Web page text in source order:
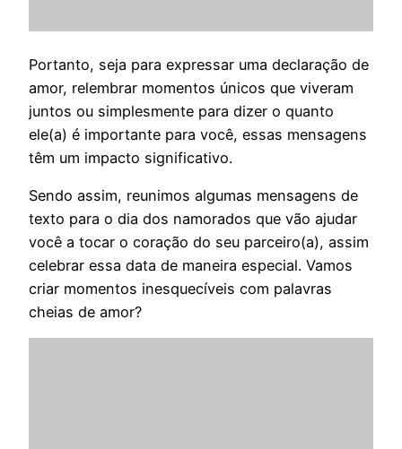
Portanto, seja para expressar uma declaração de
amor, relembrar momentos únicos que viveram
juntos ou simplesmente para dizer o quanto
ele(a) é importante para você, essas mensagens
têm um impacto significativo.
Sendo assim, reunimos algumas mensagens de
texto para o dia dos namorados que vão ajudar
você a tocar o coração do seu parceiro(a), assim
celebrar essa data de maneira especial. Vamos
criar momentos inesquecíveis com palavras
cheias de amor?